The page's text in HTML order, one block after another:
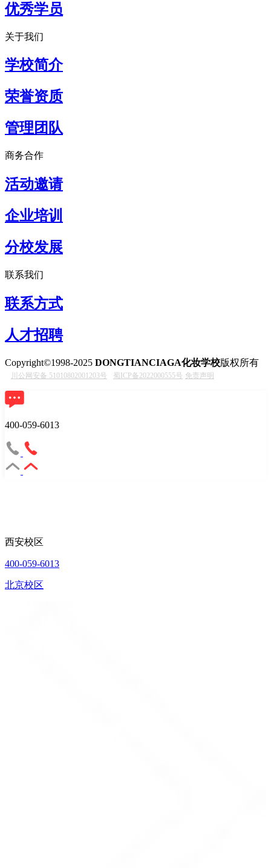
优秀学员
关于我们
学校简介
荣誉资质
管理团队
商务合作
活动邀请
企业培训
分校发展
联系我们
联系方式
人才招聘
Copyright©1998-2025 DONGTIANCIAGA化妆学校版权所有
川公网安备 51010802001203号 蜀ICP备2022000555号 免责声明
400-059-6013
西安校区
400-059-6013
北京校区